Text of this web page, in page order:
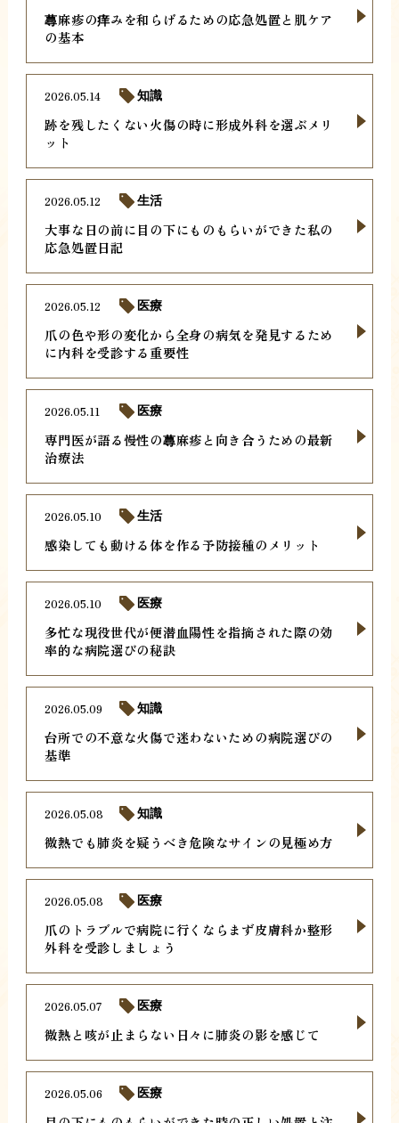
蕁麻疹の痒みを和らげるための応急処置と肌ケア
の基本
跡を残したくない火傷の時に形成外科を選ぶメリ
ット
2026.05.14 知識
大事な日の前に目の下にものもらいができた私の
応急処置日記
2026.05.12 生活
爪の色や形の変化から全身の病気を発見するため
に内科を受診する重要性
2026.05.12 医療
専門医が語る慢性の蕁麻疹と向き合うための最新
治療法
2026.05.11 医療
感染しても動ける体を作る予防接種のメリット
2026.05.10 生活
多忙な現役世代が便潜血陽性を指摘された際の効
率的な病院選びの秘訣
2026.05.10 医療
台所での不意な火傷で迷わないための病院選びの
基準
2026.05.09 知識
微熱でも肺炎を疑うべき危険なサインの見極め方
2026.05.08 知識
爪のトラブルで病院に行くならまず皮膚科か整形
外科を受診しましょう
2026.05.08 医療
微熱と咳が止まらない日々に肺炎の影を感じて
2026.05.07 医療
2026.05.06 医療